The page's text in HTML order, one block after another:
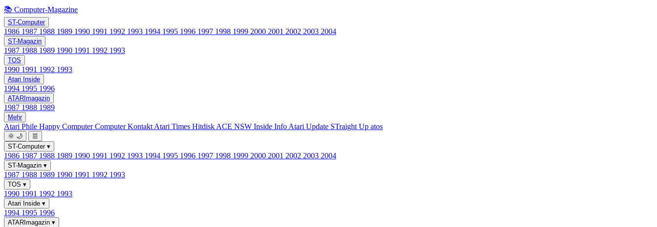
📚 Computer-Magazine
ST-Computer
1986 1987 1988 1989 1990 1991 1992 1993 1994 1995 1996 1997 1998 1999 2000 2001 2002 2003 2004
ST-Magazin
1987 1988 1989 1990 1991 1992 1993
TOS
1990 1991 1992 1993
Atari Inside
1994 1995 1996
ATARImagazin
1987 1988 1989
Mehr
Atari Phile Happy ComputerComputer Kontakt Atari Times Hitdisk ACE NSW Inside Info Atari Update STraight Up atos
🌞 🌙
☰
ST-Computer ▾
1986 1987 1988 1989 1990 1991 1992 1993 1994 1995 1996 1997 1998 1999 2000 2001 2002 2003 2004
ST-Magazin ▾
1987 1988 1989 1990 1991 1992 1993
TOS ▾
1990 1991 1992 1993
Atari Inside ▾
1994 1995 1996
ATARImagazin ▾